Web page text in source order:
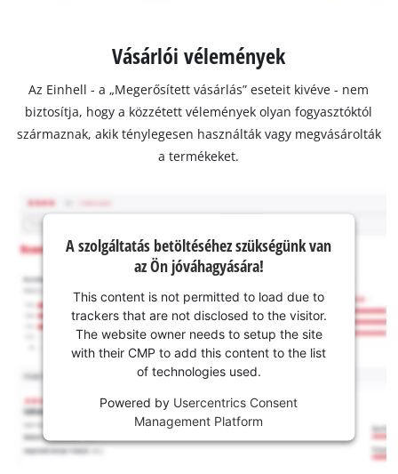
Vásárlói vélemények
Az Einhell - a „Megerősített vásárlás” eseteit kivéve - nem
biztosítja, hogy a közzétett vélemények olyan fogyasztóktól
származnak, akik ténylegesen használták vagy megvásárolták
a termékeket.
A szolgáltatás betöltéséhez szükségünk van
az Ön jóváhagyására!
This content is not permitted to load due to
trackers that are not disclosed to the visitor.
The website owner needs to setup the site
with their CMP to add this content to the list
of technologies used.
Powered by Usercentrics Consent
Management Platform